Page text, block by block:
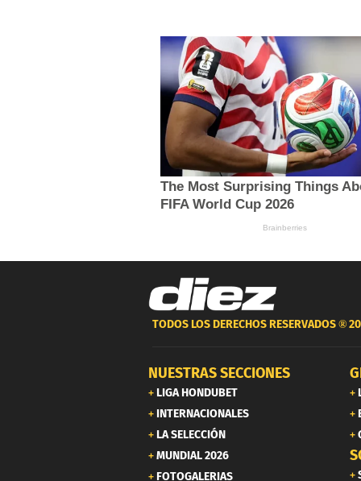
TODOS LOS DERECHOS RESERVADOS ®
NUESTRAS SECCIONES
LIGA HONDUBET
INTERNACIONALES
LA SELECCIÓN
MUNDIAL 2026
FOTOGALERIAS